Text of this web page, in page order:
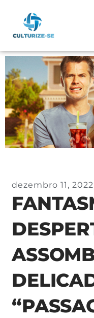
dezembro 11, 2022